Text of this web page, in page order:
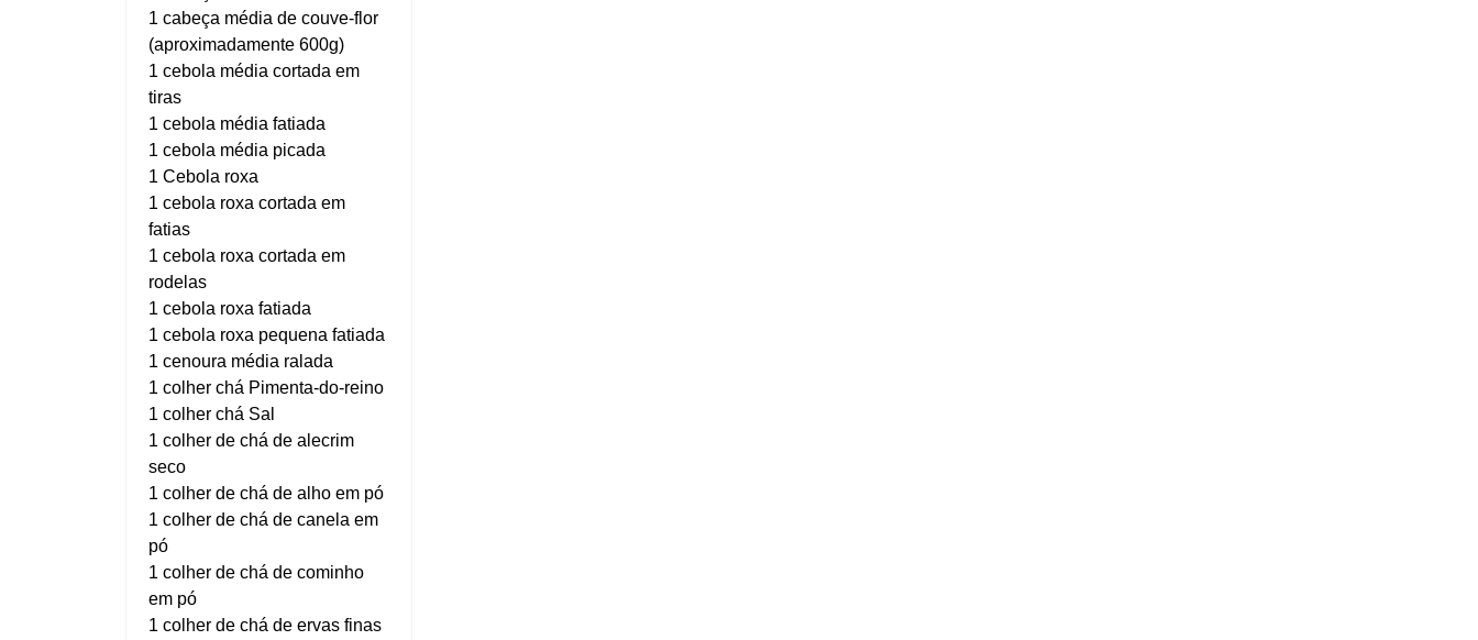
1 cabeça média de couve-flor
(aproximadamente 600g)
1 cebola média cortada em
tiras
1 cebola média fatiada
1 cebola média picada
1 Cebola roxa
1 cebola roxa cortada em
fatias
1 cebola roxa cortada em
rodelas
1 cebola roxa fatiada
1 cebola roxa pequena fatiada
1 cenoura média ralada
1 colher chá Pimenta-do-reino
1 colher chá Sal
1 colher de chá de alecrim
seco
1 colher de chá de alho em pó
1 colher de chá de canela em
pó
1 colher de chá de cominho
em pó
1 colher de chá de ervas finas